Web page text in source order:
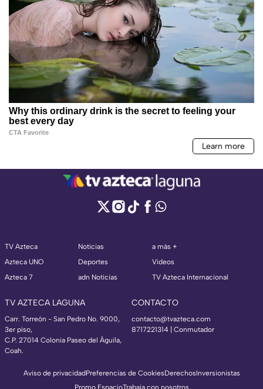
TV Azteca
Azteca UNO
Azteca 7
Noticias
Deportes
adn Noticias
a más +
Videos
TV Azteca Internacional
TV AZTECA LAGUNA
Carr. Torreón - San Pedro No. 9000,
3er piso,
C.P. 27014 Colonia Paseo del Águila,
Coah.
CONTACTO
contacto@tvazteca.com
8717221314 | Conmutador
Aviso de privacidadPreferencias de CookiesDerechosInversionistas